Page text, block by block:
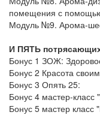
помещения с
Модуль №9. Арома-
И ПЯТЬ
Бонус 1 ЗОЖ:
Бонус 2 Красота
Бонус 3 Опять 25:
Бонус 4 мастер-класс
Бонус 5 мастер класс